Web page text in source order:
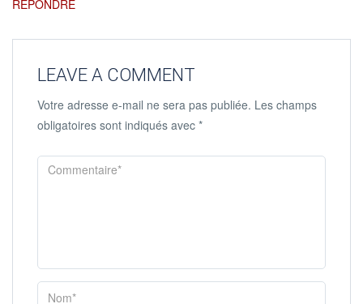
RÉPONDRE
LEAVE A COMMENT
Votre adresse e-mail ne sera pas publiée. Les champs
obligatoires sont indiqués avec *